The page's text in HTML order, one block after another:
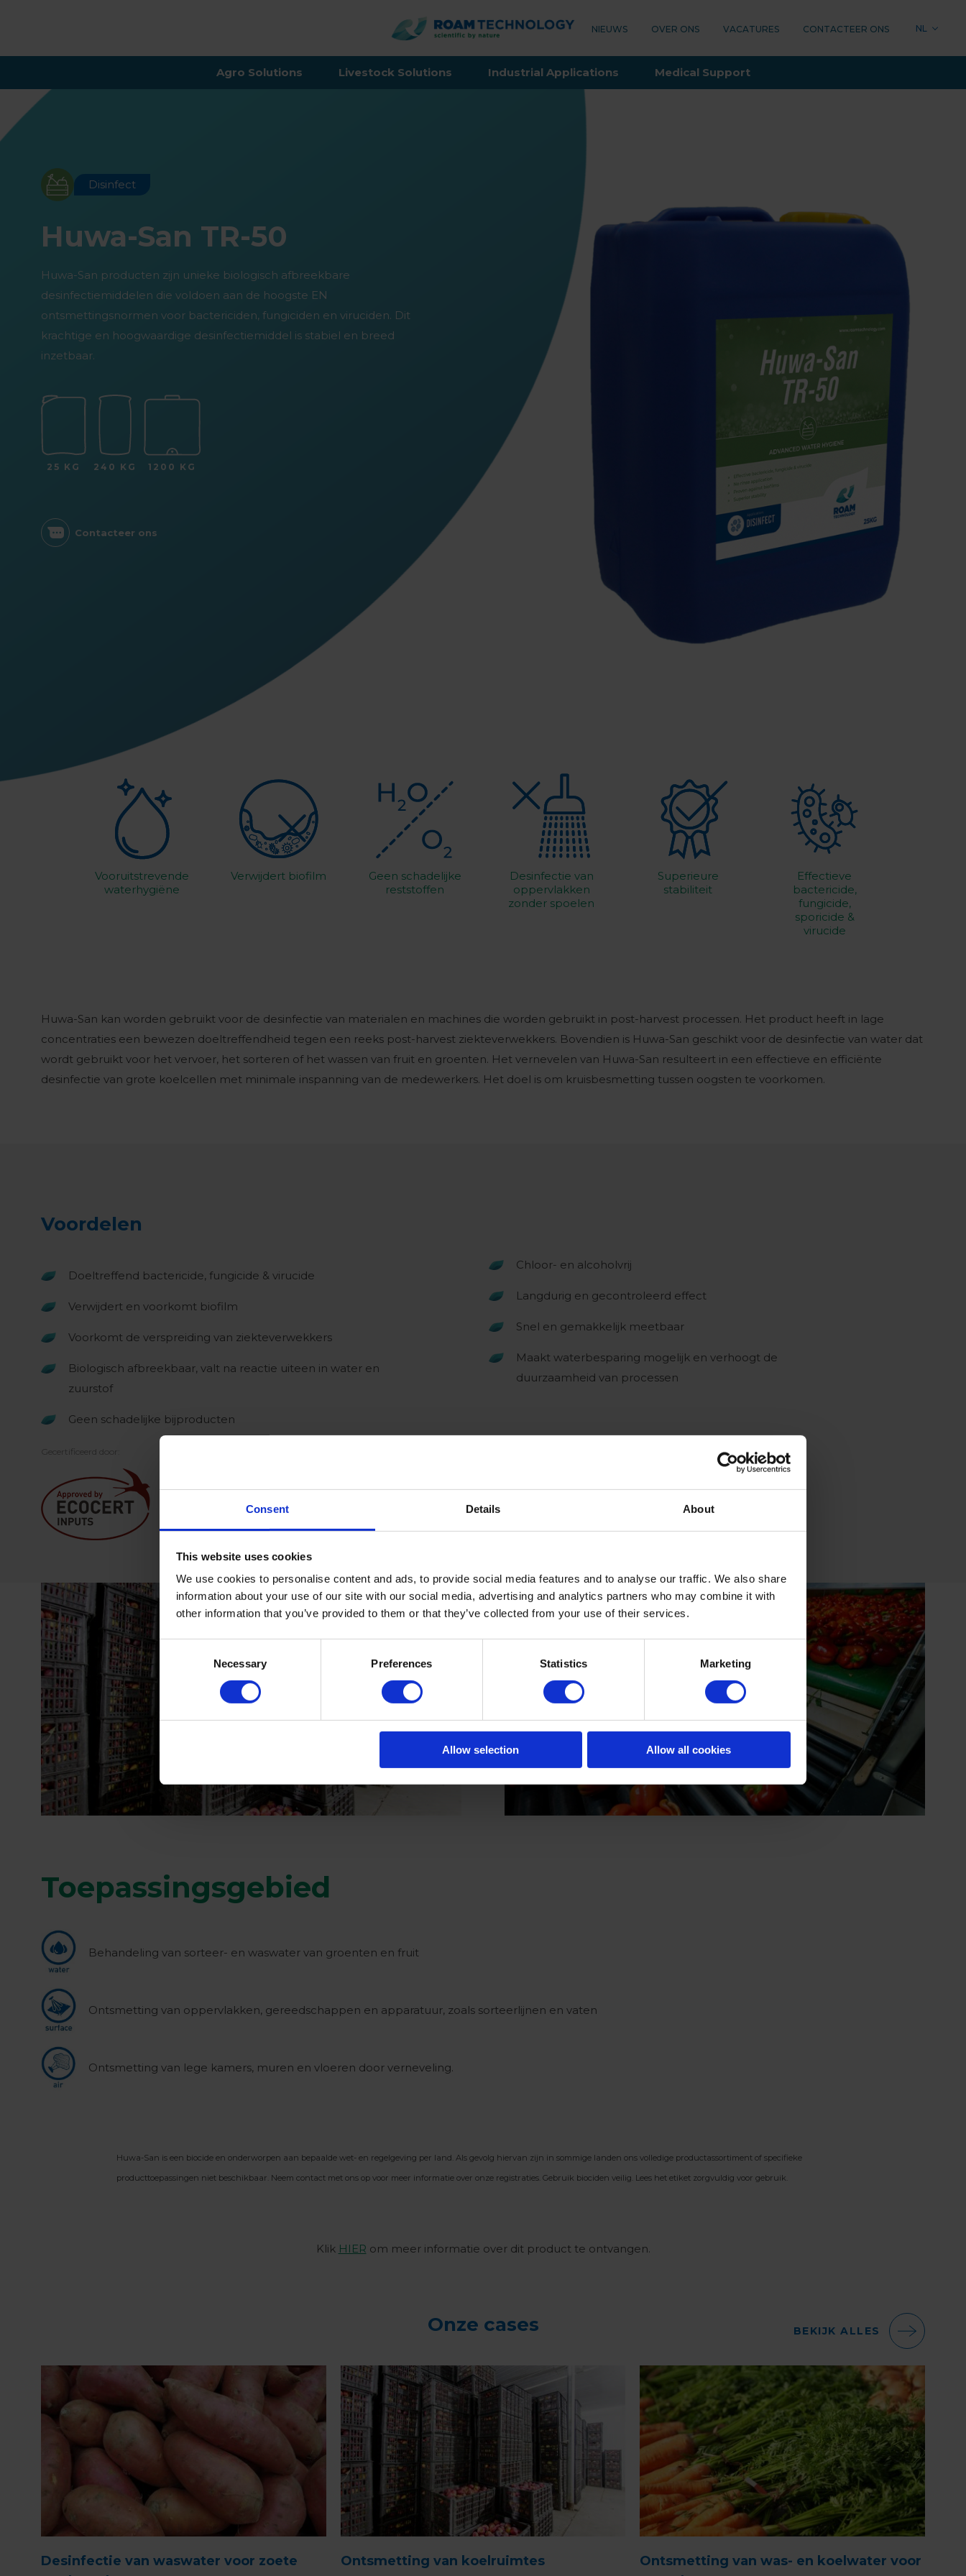
Consent Details About
This website uses cookies
We use cookies to personalise content and ads, to provide social media features and to analyse our traffic. We also share
information about your use of our site with our social media, advertising and analytics partners who may combine it with
other information that you’ve provided to them or that they’ve collected from your use of their services.
Necessary Preferences Statistics Marketing
Allow selection Allow all cookies
ROAM
TECHNOLOGY
NIEUWS OVER ONS VACATURES CONTACTEER ONS NL
Agro Solutions Livestock Solutions Industrial Applications Medical Support
Disinfect
Huwa-San TR-50
Huwa-San producten zijn unieke biologisch afbreekbare
desinfectiemiddelen die voldoen aan de hoogste EN
ontsmettingsnormen voor bactericiden, fungiciden en viruciden. Dit
krachtige en hoogwaardige desinfectiemiddel is stabiel en breed
inzetbaar.
25 KG 240 KG 1200 KG
Contacteer ons
Vooruitstrevende
waterhygiëne
Verwijdert biofilm
Geen schadelijke
reststoffen
Desinfectie van
oppervlakken
zonder spoelen
Superieure
stabiliteit
Effectieve
bactericide,
fungicide,
sporicide &
virucide
Huwa-San kan worden gebruikt voor de desinfectie van materialen en machines die worden gebruikt in post-harvest processen. Het product heeft in lage
concentraties een bewezen doeltreffendheid tegen een reeks post-harvest ziekteverwekkers. Bovendien is Huwa-San geschikt voor de desinfectie van water dat
wordt gebruikt voor het vervoer, het sorteren of het wassen van fruit en groenten. Het vernevelen van Huwa-San resulteert in een effectieve en efficiënte
desinfectie van grote koelcellen met minimale inspanning van de medewerkers. Het doel is om kruisbesmetting tussen oogsten te voorkomen.
Voordelen
Doeltreffend bactericide, fungicide & virucide
Verwijdert en voorkomt biofilm
Voorkomt de verspreiding van ziekteverwekkers
Biologisch afbreekbaar, valt na reactie uiteen in water en
zuurstof
Geen schadelijke bijproducten
Chloor- en alcoholvrij
Langdurig en gecontroleerd effect
Snel en gemakkelijk meetbaar
Maakt waterbesparing mogelijk en verhoogt de
duurzaamheid van processen
Gecertificeerd door:
Toepassingsgebied
Behandeling van sorteer- en waswater van groenten en fruit
Ontsmetting van oppervlakken, gereedschappen en apparatuur, zoals sorteerlijnen en vaten
Ontsmetting van lege kamers, muren en vloeren door verneveling.
Huwa-San is een biocide en onderworpen aan bepaalde wet- en regelgeving per land. Als gevolg hiervan zijn in sommige landen ons volledige productassortiment of specifieke
producttoepassingen niet beschikbaar. Neem contact met ons op voor meer informatie over onze registraties. Gebruik biociden veilig. Lees het etiket zorgvuldig voor gebruik.
Klik HIER om meer informatie over dit product te ontvangen.
Onze cases
Desinfectie van waswater voor zoete
Ontsmetting van koelruimtes
Ontsmetting van was- en koelwater voor
BEKIJK ALLES